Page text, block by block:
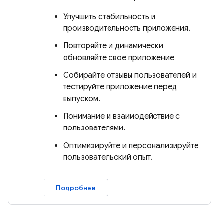
Улучшить стабильность и
производительность приложения.
Повторяйте и динамически
обновляйте свое приложение.
Собирайте отзывы пользователей и
тестируйте приложение перед
выпуском.
Понимание и взаимодействие с
пользователями.
Оптимизируйте и персонализируйте
пользовательский опыт.
Подробнее